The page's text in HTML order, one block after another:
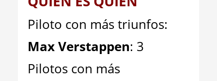
Piloto con más triunfos:
Max Verstappen: 3
Pilotos con más